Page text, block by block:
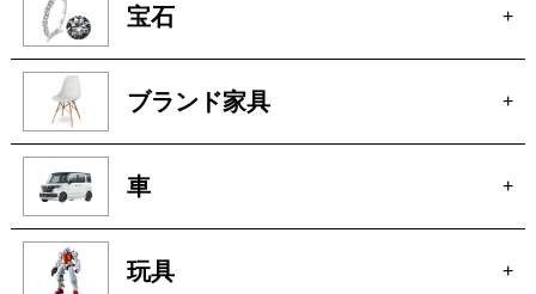
宝石 +
ブランド家具 +
車 +
玩具 +